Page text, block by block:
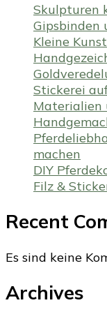
Skulpturen
Gipsbinden
Kleine
Stickerei
Materialien
machen
DIY
Filz &
Recent
Es sind keine
Archives